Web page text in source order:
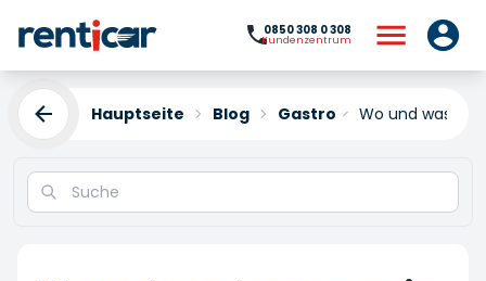
0850 308 0 308
Kundenzentrum
Hauptseite Blog Gastro Wo und was